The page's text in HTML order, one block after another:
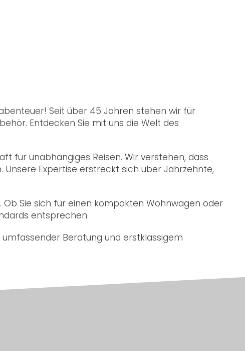
Seit über 45 Jahren stehen wir für
Entdecken Sie mit uns die Welt des
für unabhängiges Reisen. Wir verstehen, dass
Expertise erstreckt sich über Jahrzehnte,
Ob Sie sich für einen kompakten Wohnwagen oder
entsprechen.
Beratung und erstklassigem